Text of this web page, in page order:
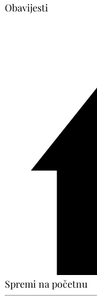
Obavijesti
Spremi na početnu